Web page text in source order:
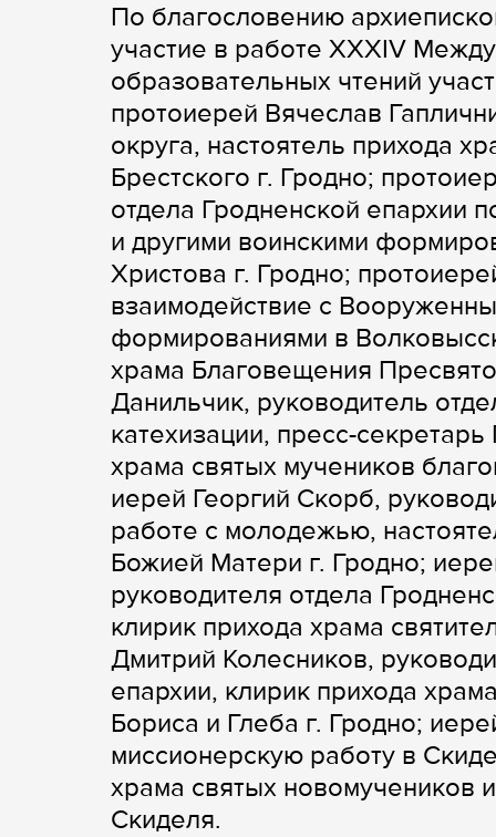
По благословению
участие в работе XXXIV
образовательных чтений
протоиерей Вячеслав
округа, настоятель прихода
Брестского г. Гродно;
отдела Гродненской епархии
и другими воинскими
Христова г. Гродно;
взаимодействие с
формированиями в
храма Благовещения
Данильчик, руководитель
катехизации, пресс-
храма святых мучеников
иерей Георгий Скорб,
работе с молодежью,
Божией Матери г. Гродно;
руководителя отдела
клирик прихода храма
Дмитрий Колесников,
епархии, клирик прихода
Бориса и Глеба г. Гродно;
миссионерскую работу в
храма святых новомучеников
Скиделя.